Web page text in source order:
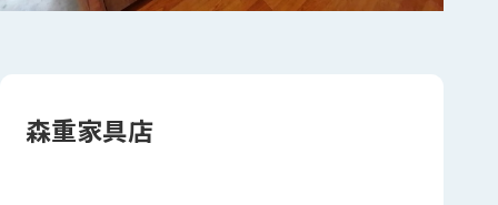
森重家具店